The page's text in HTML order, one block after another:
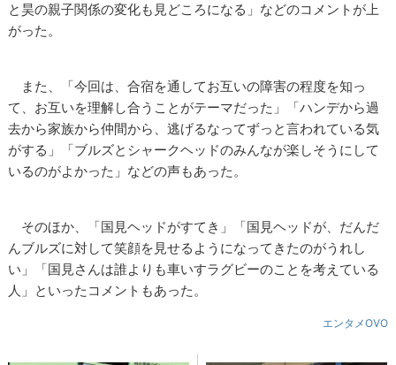
と昊の親子関係の変化も見どころになる」などのコメントが上
がった。
また、「今回は、合宿を通してお互いの障害の程度を知っ
て、お互いを理解し合うことがテーマだった」「ハンデから過
去から家族から仲間から、逃げるなってずっと言われている気
がする」「ブルズとシャークヘッドのみんなが楽しそうにして
いるのがよかった」などの声もあった。
そのほか、「国見ヘッドがすてき」「国見ヘッドが、だんだ
んブルズに対して笑顔を見せるようになってきたのがうれし
い」「国見さんは誰よりも車いすラグビーのことを考えている
人」といったコメントもあった。
エンタメOVO